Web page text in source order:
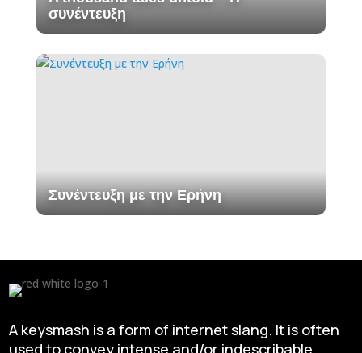
συνέντευξη
Συνέντευξη με την Ερήνη
A keysmash is a form of internet slang. It is often
used to convey intense and/or indescribable